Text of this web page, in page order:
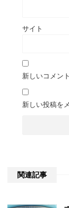
サイト
新しいコメン
新しい投稿を
関連記事